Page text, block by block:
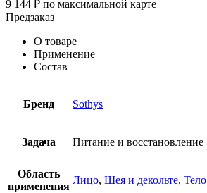
9 144 ₽ по максимальной карте
Предзаказ
О товаре
Применение
Состав
Бренд Sothys
Задача Питание и восстановление
Область
применения
Лицо, Шея и декольте, Тело